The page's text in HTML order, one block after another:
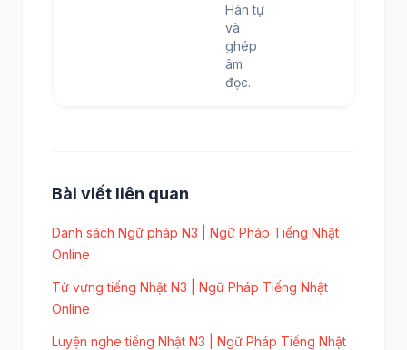
Hán tự
và
ghép
âm
đọc.
Bài viết liên quan
Danh sách Ngữ pháp N3 | Ngữ Pháp Tiếng Nhật
Online
Từ vựng tiếng Nhật N3 | Ngữ Pháp Tiếng Nhật
Online
Luyện nghe tiếng Nhật N3 | Ngữ Pháp Tiếng Nhật